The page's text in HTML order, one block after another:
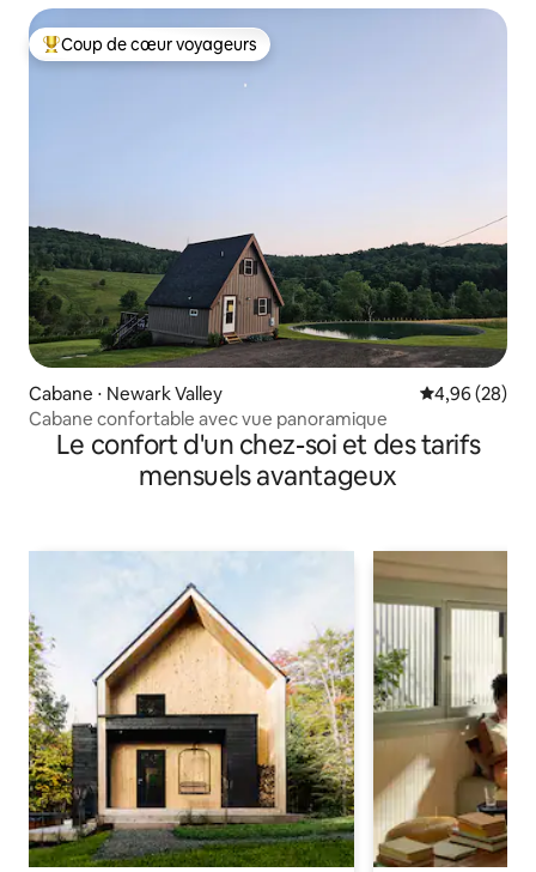
Coups de cœur voyageurs les plus appréciés
Coup de cœur voyageurs
Cabane ⋅ Newark Valley Évaluation
4,96 (28)
Cabane confortable avec vue panoramique
Le confort d'un chez-soi et des tarifs
mensuels avantageux